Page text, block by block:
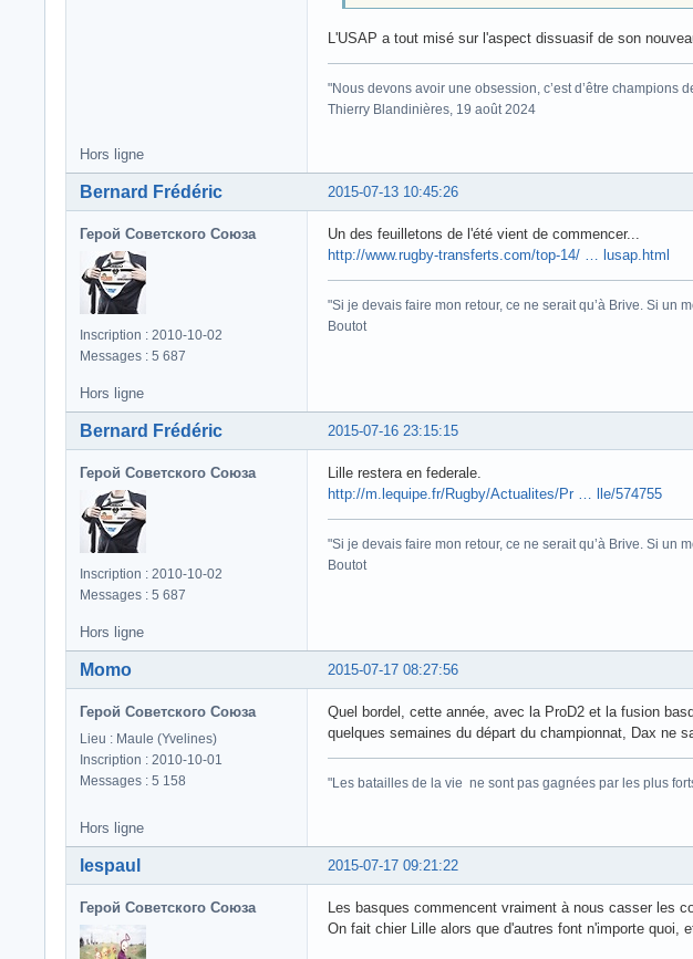
L'USAP a tout misé sur l'aspect dissuasif de son
"Nous devons avoir une obsession, c’est d’être champions
Thierry Blandinières, 19 août 2024
Hors ligne
2015-07-13 10:45:26
Bernard Frédéric
Герой Советского Союза
Inscription : 2010-10-02
Messages : 5 687
Un des feuilletons de l'été vient de commencer...
http://www.rugby-transferts.com/top-14/ … lusap.html
"Si je devais faire mon retour, ce ne serait qu’à Brive. Si un
Boutot
Hors ligne
2015-07-16 23:15:15
Bernard Frédéric
Герой Советского Союза
Inscription : 2010-10-02
Messages : 5 687
Lille restera en federale.
http://m.lequipe.fr/Rugby/Actualites/Pr … lle/574755
"Si je devais faire mon retour, ce ne serait qu’à Brive. Si un
Boutot
Hors ligne
2015-07-17 08:27:56
Momo
Герой Советского Союза
Lieu : Maule (Yvelines)
Inscription : 2010-10-01
Messages : 5 158
Quel bordel, cette année, avec la ProD2 et la fusion
quelques semaines du départ du championnat, Dax ne
"Les batailles de la vie ne sont pas gagnées par les plus
Hors ligne
2015-07-17 09:21:22
lespaul
Герой Советского Союза
Les basques commencent vraiment à nous casser les
On fait chier Lille alors que d'autres font n'importe quoi,